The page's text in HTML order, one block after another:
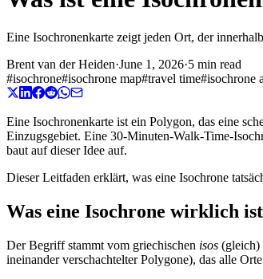
Eine Isochronenkarte zeigt jeden Ort, der
Brent van der Heiden·June 1, 2026·5 min read
#isochrone#isochrone map#travel time#isochrone
Eine Isochronenkarte ist ein Polygon, das eine
Einzugsgebiet. Eine 30-Minuten-Walk-Time-
baut auf dieser Idee auf.
Dieser Leitfaden erklärt, was eine Isochrone
Was eine Isochrone wirklich ist
Der Begriff stammt vom griechischen isos (gleich)
ineinander verschachtelter Polygone), das alle